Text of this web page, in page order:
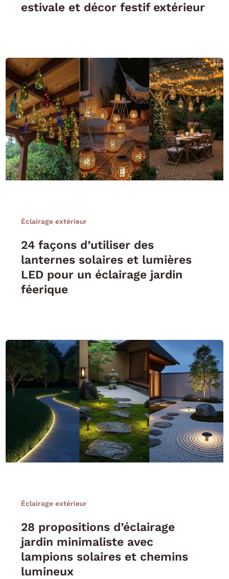
estivale et décor festif extérieur
Éclairage extérieur
24 façons d’utiliser des
lanternes solaires et lumières
LED pour un éclairage jardin
féerique
Éclairage extérieur
28 propositions d’éclairage
jardin minimaliste avec
lampions solaires et chemins
lumineux